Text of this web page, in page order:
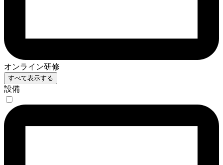
オンライン研修
すべて表示する
設備